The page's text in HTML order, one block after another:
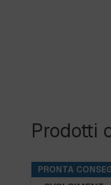
Prodotti
PRONTA